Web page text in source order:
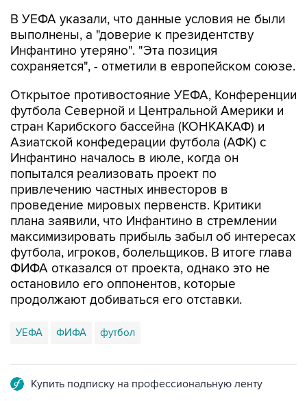
В УЕФА указали, что данные условия не были
выполнены, а "доверие к президентству
Инфантино утеряно". "Эта позиция
сохраняется", - отметили в европейском союзе.
Открытое противостояние УЕФА, Конференции
футбола Северной и Центральной Америки и
стран Карибского бассейна (КОНКАКАФ) и
Азиатской конфедерации футбола (АФК) с
Инфантино началось в июле, когда он
попытался реализовать проект по
привлечению частных инвесторов в
проведение мировых первенств. Критики
плана заявили, что Инфантино в стремлении
максимизировать прибыль забыл об интересах
футбола, игроков, болельщиков. В итоге глава
ФИФА отказался от проекта, однако это не
остановило его оппонентов, которые
продолжают добиваться его отставки.
УЕФА ФИФА футбол
Купить подписку на профессиональную ленту